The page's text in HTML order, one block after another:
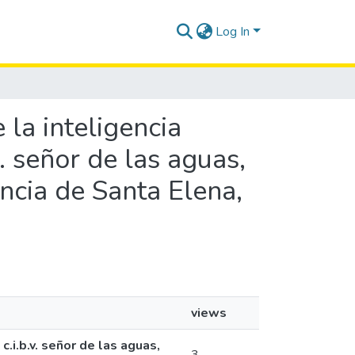
Log In
la inteligencia
señor de las aguas,
de Santa Elena,
views
señor de las aguas,